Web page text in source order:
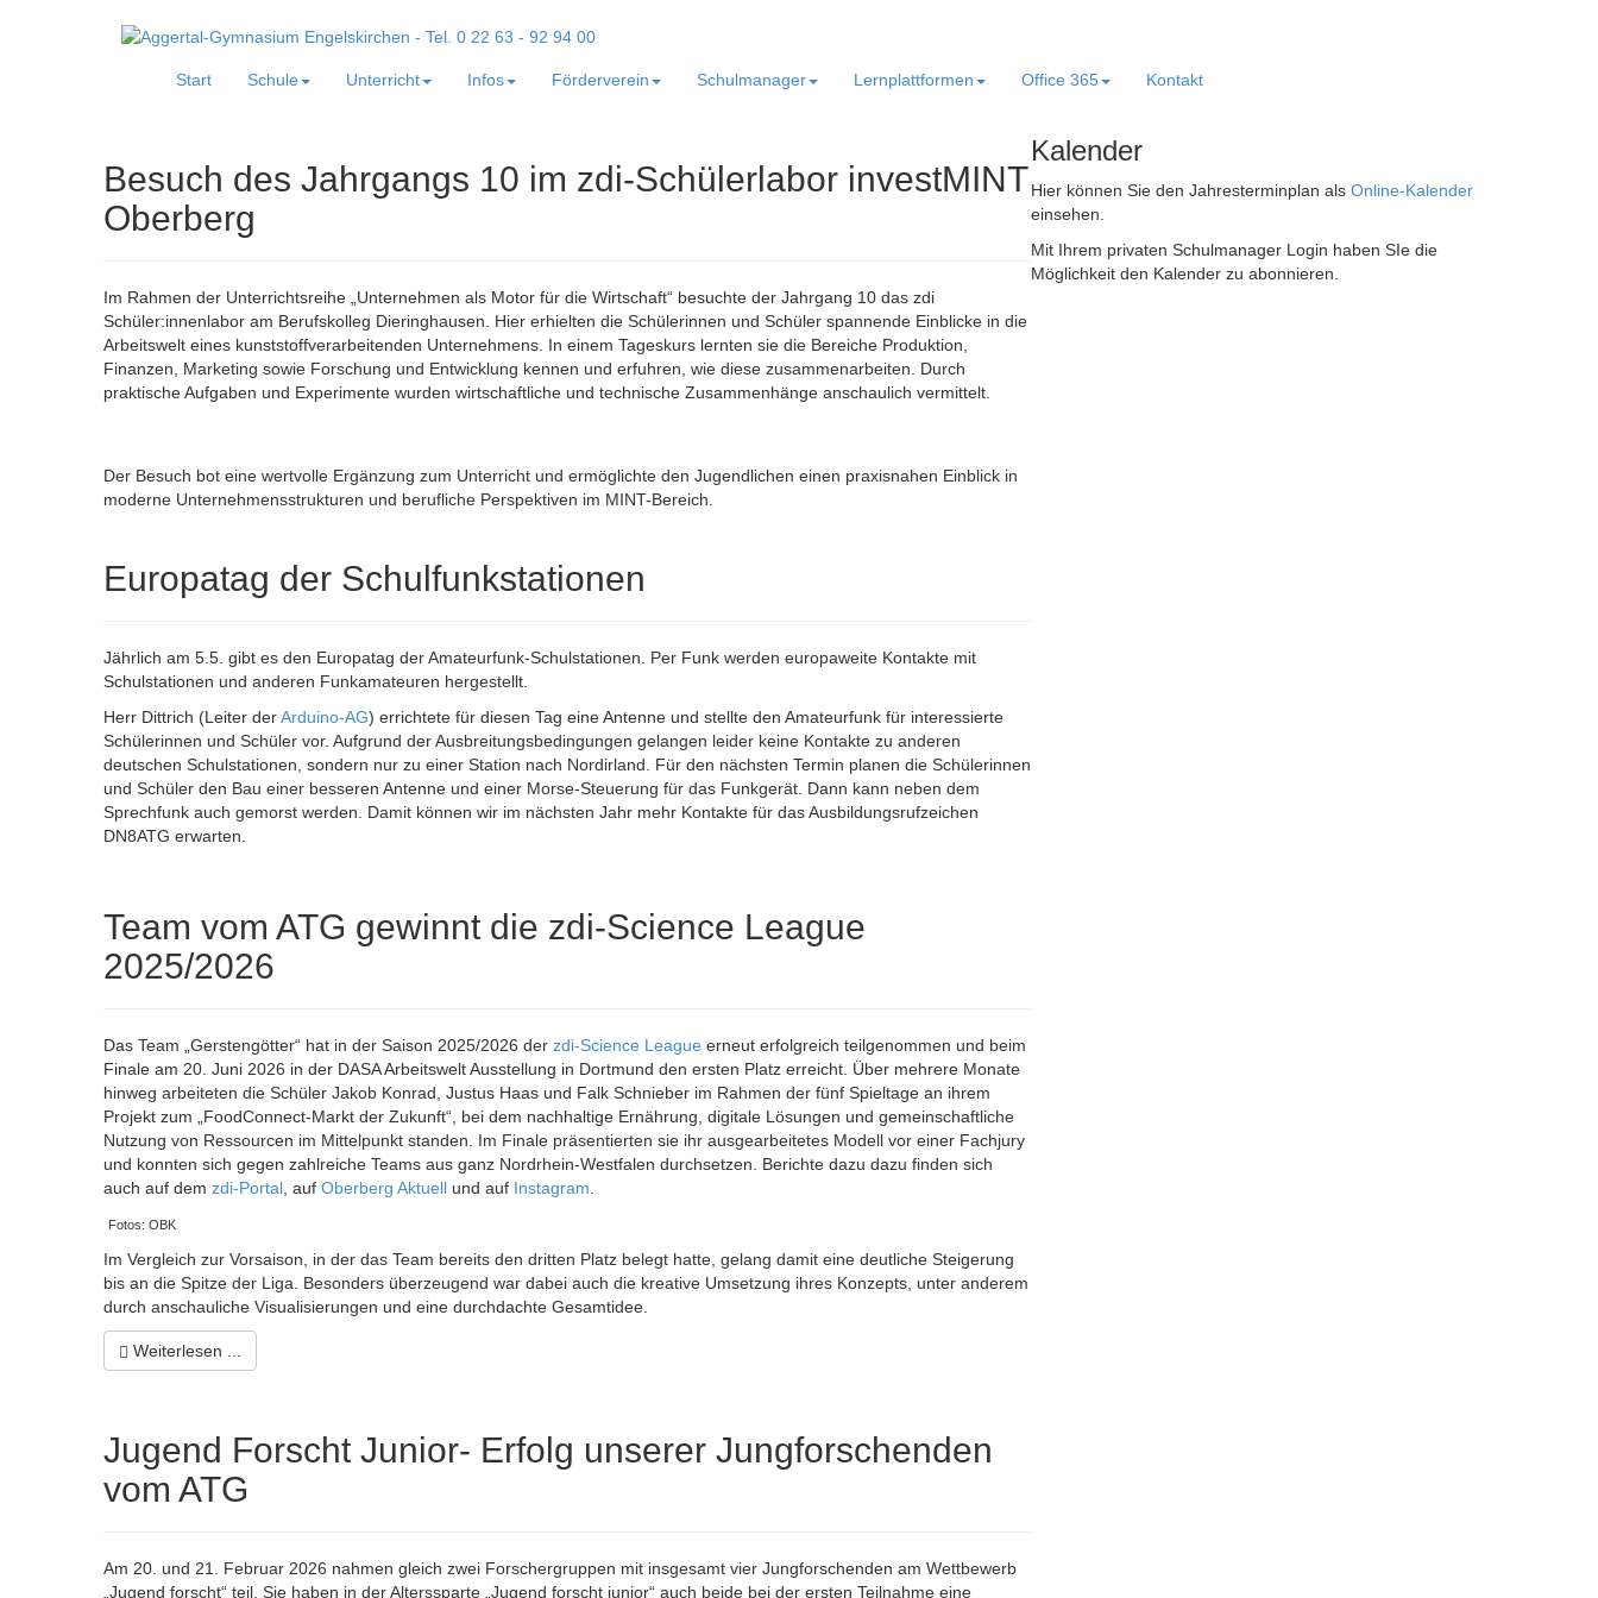
Start Schule Unterricht Infos Förderverein Schulmanager Lernplattformen Office 365 Kontakt
Besuch des Jahrgangs 10 im zdi-Schülerlabor investMINT
Oberberg
Im Rahmen der Unterrichtsreihe „Unternehmen als Motor für die Wirtschaft“ besuchte der Jahrgang 10 das zdi
Schüler:innenlabor am Berufskolleg Dieringhausen. Hier erhielten die Schülerinnen und Schüler spannende Einblicke in die
Arbeitswelt eines kunststoffverarbeitenden Unternehmens. In einem Tageskurs lernten sie die Bereiche Produktion,
Finanzen, Marketing sowie Forschung und Entwicklung kennen und erfuhren, wie diese zusammenarbeiten. Durch
praktische Aufgaben und Experimente wurden wirtschaftliche und technische Zusammenhänge anschaulich vermittelt.
Der Besuch bot eine wertvolle Ergänzung zum Unterricht und ermöglichte den Jugendlichen einen praxisnahen Einblick in
moderne Unternehmensstrukturen und berufliche Perspektiven im MINT-Bereich.
Europatag der Schulfunkstationen
Jährlich am 5.5. gibt es den Europatag der Amateurfunk-Schulstationen. Per Funk werden europaweite Kontakte mit
Schulstationen und anderen Funkamateuren hergestellt.
Herr Dittrich (Leiter derArduino-AG) errichtete für diesen Tag eine Antenne und stellte den Amateurfunk für interessierte
Schülerinnen und Schüler vor. Aufgrund der Ausbreitungsbedingungen gelangen leider keine Kontakte zu anderen
deutschen Schulstationen, sondern nur zu einer Station nach Nordirland. Für den nächsten Termin planen die Schülerinnen
und Schüler den Bau einer besseren Antenne und einer Morse-Steuerung für das Funkgerät. Dann kann neben dem
Sprechfunk auch gemorst werden. Damit können wir im nächsten Jahr mehr Kontakte für das Ausbildungsrufzeichen
DN8ATG erwarten.
Team vom ATG gewinnt die zdi-Science League
2025/2026
Das Team „Gerstengötter“ hat in der Saison 2025/2026 der zdi-Science League erneut erfolgreich teilgenommen und beim
Finale am 20. Juni 2026 in der DASA Arbeitswelt Ausstellung in Dortmund den ersten Platz erreicht. Über mehrere Monate
hinweg arbeiteten die Schüler Jakob Konrad, Justus Haas und Falk Schnieber im Rahmen der fünf Spieltage an ihrem
Projekt zum „FoodConnect-Markt der Zukunft“, bei dem nachhaltige Ernährung, digitale Lösungen und gemeinschaftliche
Nutzung von Ressourcen im Mittelpunkt standen. Im Finale präsentierten sie ihr ausgearbeitetes Modell vor einer Fachjury
und konnten sich gegen zahlreiche Teams aus ganz Nordrhein-Westfalen durchsetzen. Berichte dazu dazu finden sich
auch auf dem zdi-Portal, auf Oberberg Aktuell und auf Instagram.
Fotos: OBK
Im Vergleich zur Vorsaison, in der das Team bereits den dritten Platz belegt hatte, gelang damit eine deutliche Steigerung
bis an die Spitze der Liga. Besonders überzeugend war dabei auch die kreative Umsetzung ihres Konzepts, unter anderem
durch anschauliche Visualisierungen und eine durchdachte Gesamtidee.
Weiterlesen ...
Jugend Forscht Junior- Erfolg unserer Jungforschenden
vom ATG
Am 20. und 21. Februar 2026 nahmen gleich zwei Forschergruppen mit insgesamt vier Jungforschenden am Wettbewerb
„Jugend forscht“ teil. Sie haben in der Alterssparte „Jugend forscht junior“ auch beide bei der ersten Teilnahme eine
Kalender
Hier können Sie den Jahresterminplan als Online-Kalender
einsehen.
Mit Ihrem privaten Schulmanager Login haben SIe die
Möglichkeit den Kalender zu abonnieren.